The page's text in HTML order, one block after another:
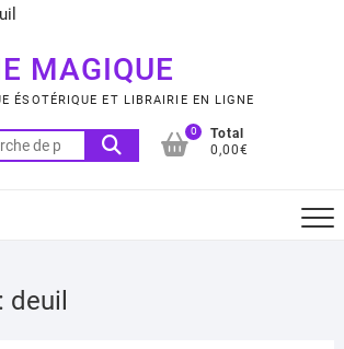
MAGIQUE
ÉSOTÉRIQUE ET LIBRAIRIE EN LIGNE
Recherche
pour :
0
Total
0,00€
deuil